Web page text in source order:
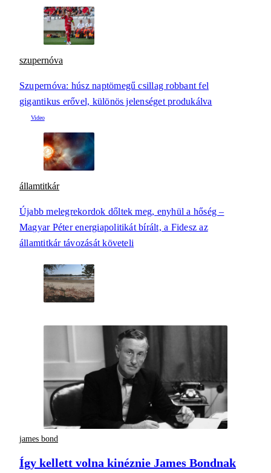
szupernóva
Szupernóva: húsz naptömegű csillag robbant fel
gigantikus erővel, különös jelenséget produkálva
államtitkár
Újabb melegrekordok dőltek meg, enyhül a hőség –
Magyar Péter energiapolitikát bírált, a Fidesz az
államtitkár távozását követeli
james bond
Így kellett volna kinéznie James Bondnak